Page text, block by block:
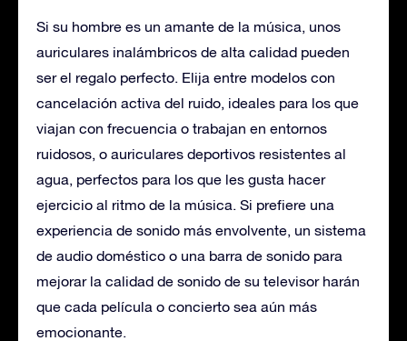
Si su hombre es un amante de la música, unos
auriculares inalámbricos de alta calidad pueden
ser el regalo perfecto. Elija entre modelos con
cancelación activa del ruido, ideales para los que
viajan con frecuencia o trabajan en entornos
ruidosos, o auriculares deportivos resistentes al
agua, perfectos para los que les gusta hacer
ejercicio al ritmo de la música. Si prefiere una
experiencia de sonido más envolvente, un sistema
de audio doméstico o una barra de sonido para
mejorar la calidad de sonido de su televisor harán
que cada película o concierto sea aún más
emocionante.